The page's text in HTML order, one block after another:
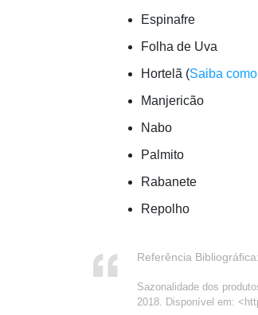
Espinafre
Folha de Uva
Hortelã (Saiba
Manjericão
Nabo
Palmito
Rabanete
Repolho
Referência Bibliográfica:
Sazonalidade dos
2018. Disponível em: